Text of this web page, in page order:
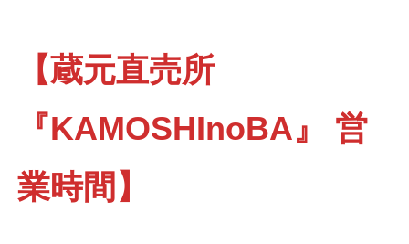
【蔵元直売所
『KAMOSHInoBA』 営
業時間】